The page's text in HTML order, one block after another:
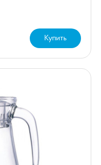
Купить